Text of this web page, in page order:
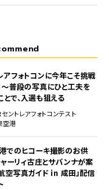
アフォトコンに今年こそ挑戦
～普段の写真にひと工夫を
とで、入選も狙える
セントレアフォトコンテスト
空港
でのヒコーキ撮影のお供
ャーリィ古庄とサバンナが案
空写真ガイド in 成田」配信